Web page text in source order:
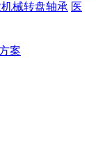
械转盘轴承 医
案